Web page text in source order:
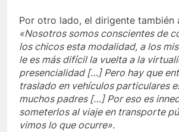
Por otro lado, el dirigente también
«Nosotros somos conscientes de
los chicos esta modalidad, a los
le es más difícil la vuelta a la
presencialidad […] Pero hay que
traslado en vehículos particulares
muchos padres […] Por eso es
someterlos al viaje en transporte
vimos lo que ocurre».